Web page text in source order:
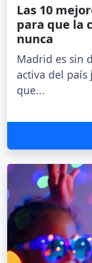
Las 10
para que la
nunca
Madrid es sin
activa del país
que...